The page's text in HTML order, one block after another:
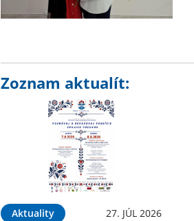
Zoznam aktualít:
Aktuality 27. JÚL 2026